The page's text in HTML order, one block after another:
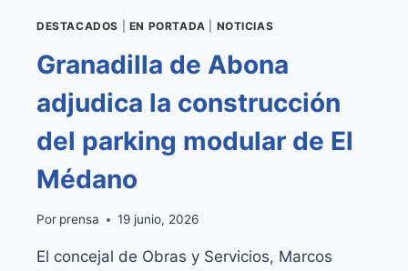
DESTACADOS EN PORTADA NOTICIAS
Granadilla de Abona
adjudica la construcción
del parking modular de El
Médano
Por prensa 19 junio, 2026
El concejal de Obras y Servicios, Marcos